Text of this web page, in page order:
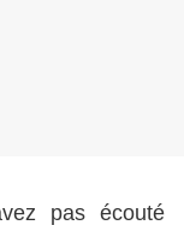
pas écouté